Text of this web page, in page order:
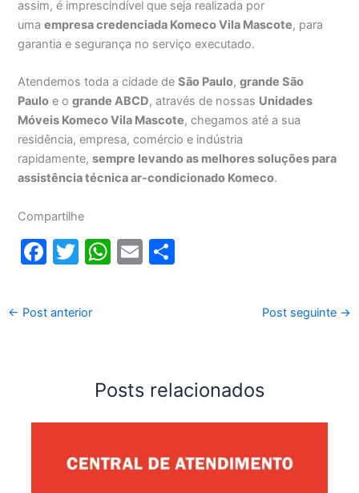
assim, é imprescindível que seja realizada por
umaempresa credenciada Komeco Vila Mascote, para
garantia e segurança no serviço executado.
Atendemos toda a cidade deSão Paulo,grande São
Paulo e ogrande ABCD, através de nossas Unidades
Móveis Komeco Vila Mascote, chegamos até a sua
residência, empresa, comércio e indústria
rapidamente,sempre levando as melhores soluções para
assistência técnica ar-condicionado Komeco.
Compartilhe
F
c
e
k
T
itt
er
W
p
p
E
← Post anterior Post seguinte →
Posts relacionados